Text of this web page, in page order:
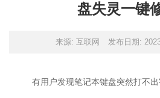
盘失灵一键
来源: 互联网 发布日期:
有用户发现笔记本键盘突然打不